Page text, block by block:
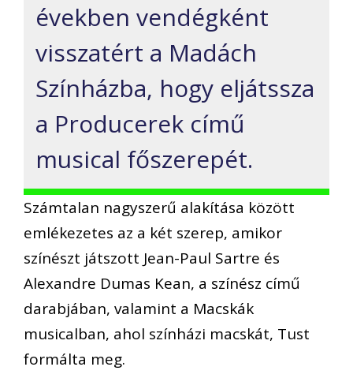
években vendégként
visszatért a Madách
Színházba, hogy eljátssza
a Producerek című
musical főszerepét.
Számtalan nagyszerű alakítása között
emlékezetes az a két szerep, amikor
színészt játszott Jean-Paul Sartre és
Alexandre Dumas Kean, a színész című
darabjában, valamint a Macskák
musicalban, ahol színházi macskát, Tust
formálta meg.